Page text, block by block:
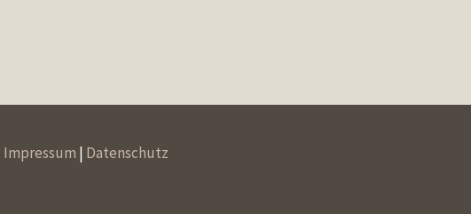
Impressum | Datenschutz